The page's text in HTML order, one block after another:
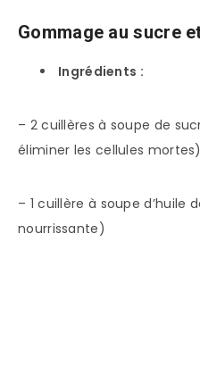
Gommage au sucre
Ingrédients :
– 2 cuillères à soupe de
éliminer les cellules mortes)
– 1 cuillère à soupe
nourrissante)